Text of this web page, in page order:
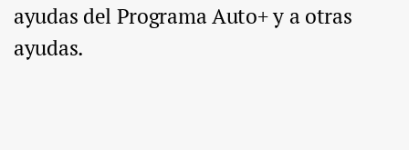
ayudas del Programa Auto+ y a otras
ayudas.